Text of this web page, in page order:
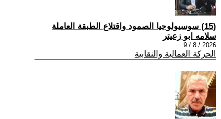
(15) سوسيولوجيا الصمود واقتلاع الطبقة العاملة
سلامه ابو زعيتر
2026 / 8 / 9
الحركة العمالية والنقابية